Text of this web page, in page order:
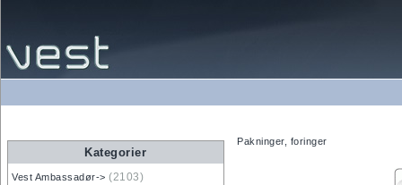
Kategorier
Vest Ambassadør-> (2103)
Pakninger, foringer